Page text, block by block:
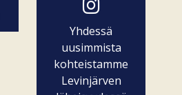
Yhdessä
uusimmista
kohteistamme
Levinjärven